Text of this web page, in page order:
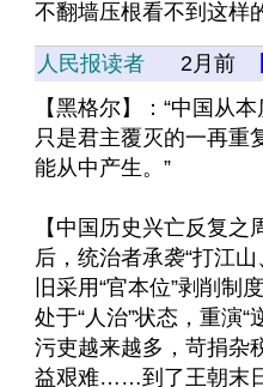
不翻墙压根看不到这样
人民报读者 2月前
【黑格尔】：“中国从
只是君主覆灭的一再重
能从中产生。”
【中国历史兴亡反复
后，统治者承袭“打江
旧采用“官本位”剥削制
处于“人治”状态，重演
污吏越来越多，苛捐杂
益艰难……到了王朝末